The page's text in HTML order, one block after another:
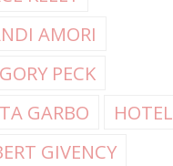
AMORI
PECK
GARBO
HOTEL
GIVENCY